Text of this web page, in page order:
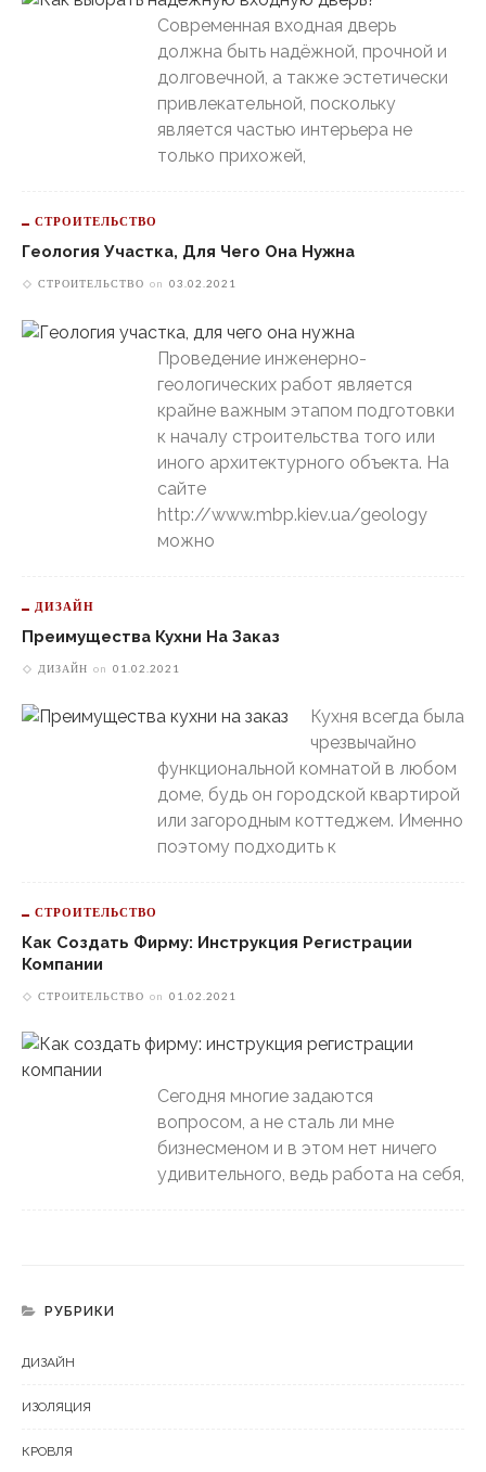
Современная входная дверь
должна быть надёжной, прочной и
долговечной, а также эстетически
привлекательной, поскольку
является частью интерьера не
только прихожей,
СТРОИТЕЛЬСТВО
Геология Участка, Для Чего Она Нужна
СТРОИТЕЛЬСТВО on 03.02.2021
Проведение инженерно-
геологических работ является
крайне важным этапом подготовки
к началу строительства того или
иного архитектурного объекта. На
сайте
http://www.mbp.kiev.ua/geology
можно
ДИЗАЙН
Преимущества Кухни На Заказ
ДИЗАЙН on 01.02.2021
Кухня всегда была
чрезвычайно
функциональной комнатой в любом
доме, будь он городской квартирой
или загородным коттеджем. Именно
поэтому подходить к
СТРОИТЕЛЬСТВО
Как Создать Фирму: Инструкция Регистрации
Компании
СТРОИТЕЛЬСТВО on 01.02.2021
Сегодня многие задаются
вопросом, а не сталь ли мне
бизнесменом и в этом нет ничего
удивительного, ведь работа на себя,
РУБРИКИ
ДИЗАЙН
ИЗОЛЯЦИЯ
КРОВЛЯ